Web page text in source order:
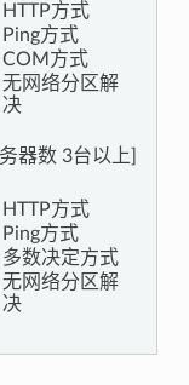
HTTP方式
Ping方式
COM方式
无网络分区解
决
务器数 3台以上]
HTTP方式
Ping方式
多数决定方式
无网络分区解
决